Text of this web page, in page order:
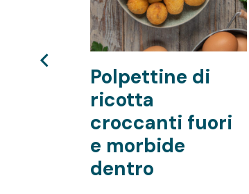
Polpettine di
ricotta
croccanti fuori
e morbide
dentro